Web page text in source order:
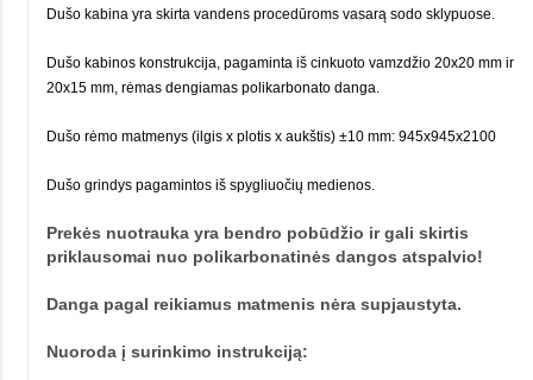
Dušo kabina yra skirta vandens procedūroms vasarą sodo sklypuose.
Dušo kabinos konstrukcija, pagaminta iš cinkuoto vamzdžio 20x20 mm ir
20x15 mm, rėmas dengiamas polikarbonato danga.
Dušo rėmo matmenys (ilgis x plotis x aukštis) ±10 mm: 945х945х2100
Dušo grindys pagamintos iš spygliuočių medienos.
Prekės nuotrauka yra bendro pobūdžio ir gali skirtis
priklausomai nuo polikarbonatinės dangos atspalvio!
Danga pagal reikiamus matmenis nėra supjaustyta.
Nuoroda į surinkimo instrukciją: